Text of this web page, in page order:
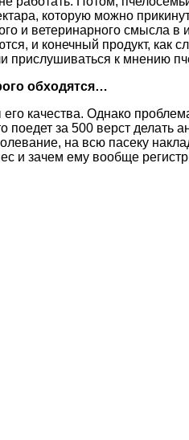
которую можно
и ветеринарного смысла в
и конечный продукт, как
прислушиваться к мнению
обходятся…
качества. Однако
поедет за 500 верст
на всю пасеку
и зачем ему вообще